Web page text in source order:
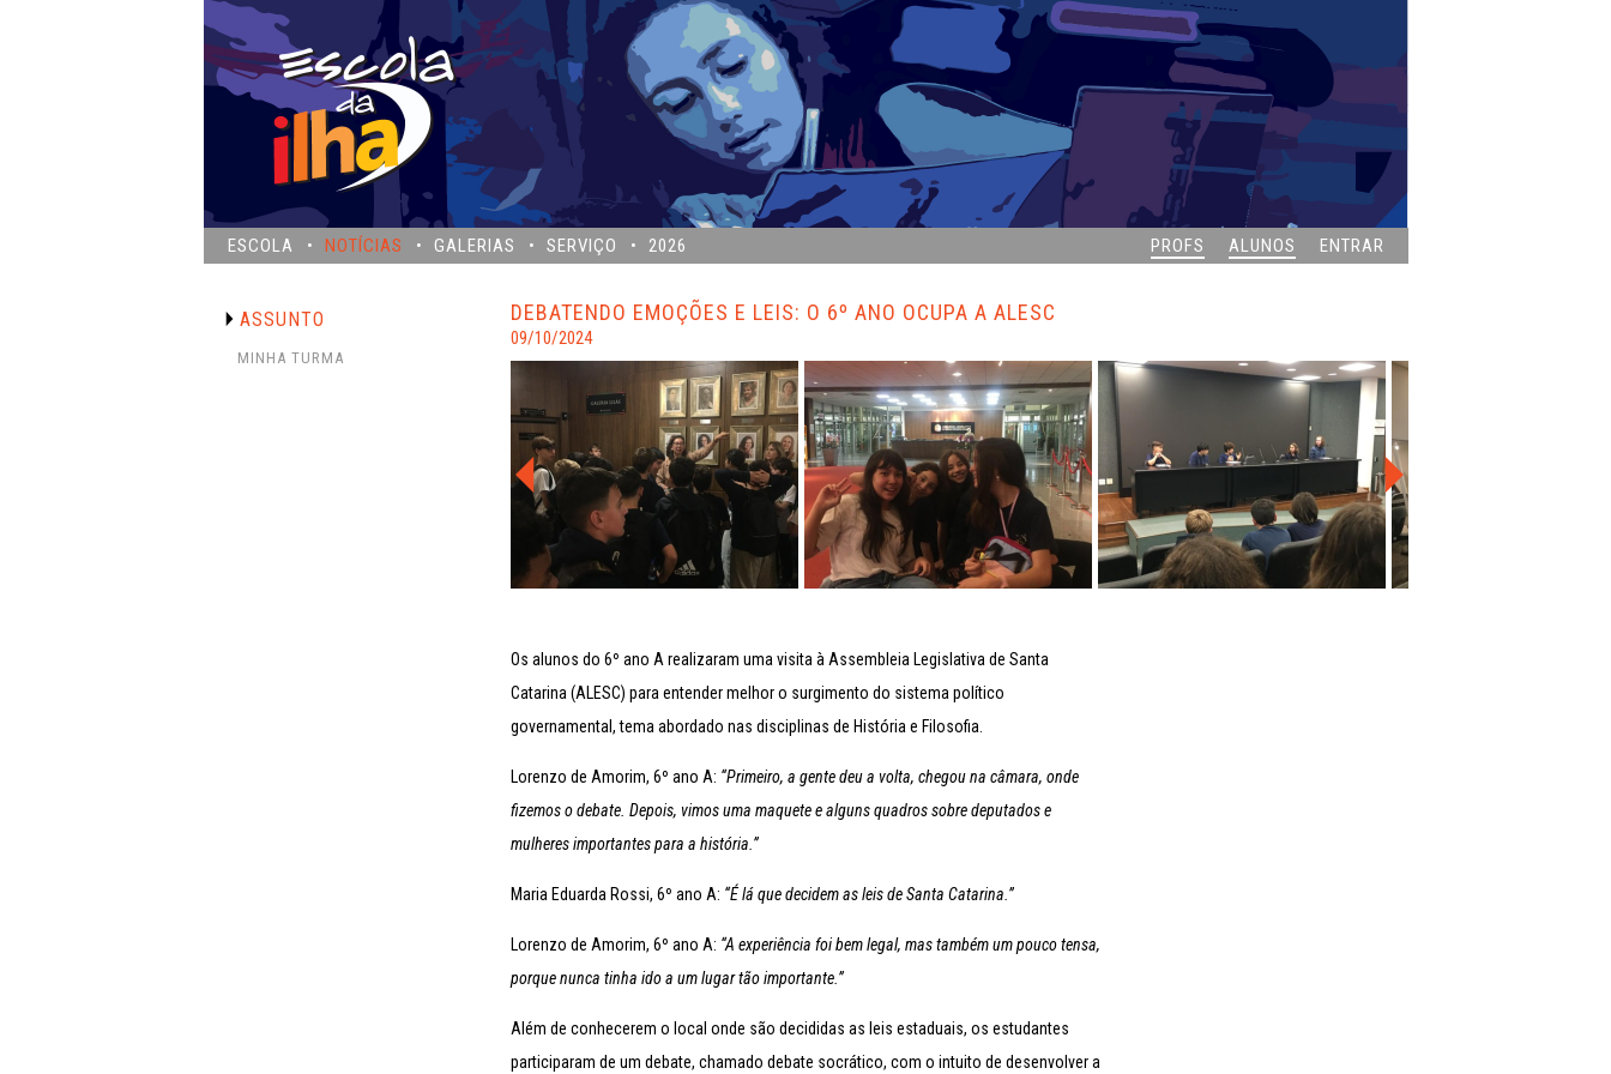
ENTRAR
ALUNOS
PROFS
ESCOLA NOTÍCIAS GALERIAS SERVIÇO 2026
DEBATENDO EMOÇÕES E LEIS: O 6º ANO OCUPA A ALESC
09/10/2024
Os alunos do 6º ano A realizaram uma visita à Assembleia Legislativa de Santa
Catarina (ALESC) para entender melhor o surgimento do sistema político
governamental, tema abordado nas disciplinas de História e Filosofia.
Lorenzo de Amorim, 6º ano A: “Primeiro, a gente deu a volta, chegou na câmara, onde
fizemos o debate. Depois, vimos uma maquete e alguns quadros sobre deputados e
mulheres importantes para a história.”
Maria Eduarda Rossi, 6º ano A: “É lá que decidem as leis de Santa Catarina.”
Lorenzo de Amorim, 6º ano A: “A experiência foi bem legal, mas também um pouco tensa,
porque nunca tinha ido a um lugar tão importante.”
Além de conhecerem o local onde são decididas as leis estaduais, os estudantes
participaram de um debate, chamado debate socrático, com o intuito de desenvolver a
ASSUNTO
MINHA TURMA